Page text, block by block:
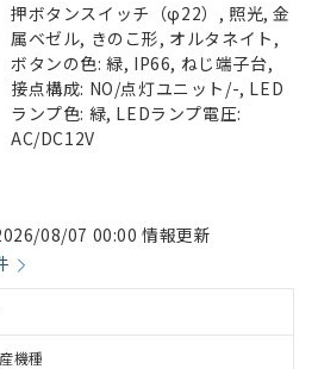
押ボタンスイッチ（φ22）, 照光, 金
属ベゼル, きのこ形, オルタネイト,
ボタンの色: 緑, IP66, ねじ端子台,
接点構成: NO/点灯ユニット/-, LED
ランプ色: 緑, LEDランプ電圧:
AC/DC12V
08/07 00:00 情報更新
機種